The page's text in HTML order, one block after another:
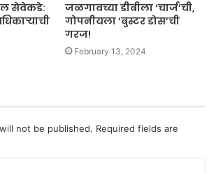
सेवेकडे:
जळगावच्या डीबीला ‘चार्ज’ची,
गोपनीयला ‘बुस्टर डोस’ची
गरज!
February 13, 2024
not be published. Required fields are